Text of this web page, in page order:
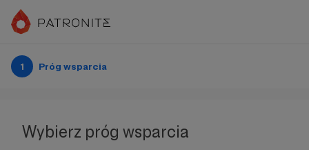
1 Próg wsparcia
Wybierz próg wsparcia